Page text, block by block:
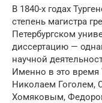
В 1840-х годах
степень магистра
Петербургском
диссертацию —
научной
Именно в это время
Николаем Гоголем,
Хомяковым,